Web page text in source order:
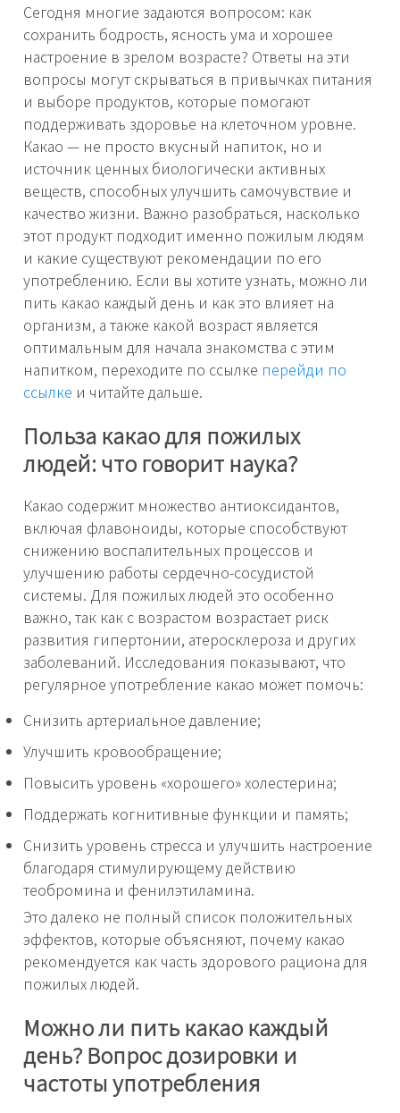
Сегодня многие задаются вопросом: как
сохранить бодрость, ясность ума и хорошее
настроение в зрелом возрасте? Ответы на эти
вопросы могут скрываться в привычках питания
и выборе продуктов, которые помогают
поддерживать здоровье на клеточном уровне.
Какао — не просто вкусный напиток, но и
источник ценных биологически активных
веществ, способных улучшить самочувствие и
качество жизни. Важно разобраться, насколько
этот продукт подходит именно пожилым людям
и какие существуют рекомендации по его
употреблению. Если вы хотите узнать, можно ли
пить какао каждый день и как это влияет на
организм, а также какой возраст является
оптимальным для начала знакомства с этим
напитком, переходите по ссылке перейди по
ссылке и читайте дальше.
Польза какао для пожилых
людей: что говорит наука?
Какао содержит множество антиоксидантов,
включая флавоноиды, которые способствуют
снижению воспалительных процессов и
улучшению работы сердечно-сосудистой
системы. Для пожилых людей это особенно
важно, так как с возрастом возрастает риск
развития гипертонии, атеросклероза и других
заболеваний. Исследования показывают, что
регулярное употребление какао может помочь:
Снизить артериальное давление;
Улучшить кровообращение;
Повысить уровень «хорошего» холестерина;
Поддержать когнитивные функции и память;
Снизить уровень стресса и улучшить настроение
благодаря стимулирующему действию
теобромина и фенилэтиламина.
Это далеко не полный список положительных
эффектов, которые объясняют, почему какао
рекомендуется как часть здорового рациона для
пожилых людей.
Можно ли пить какао каждый
день? Вопрос дозировки и
частоты употребления